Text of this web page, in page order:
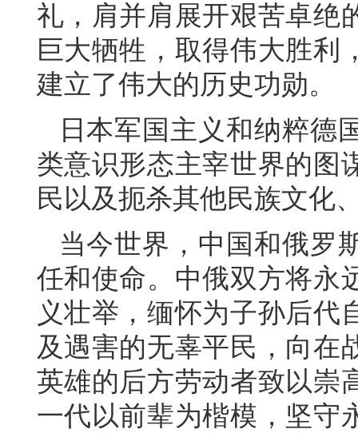
礼，肩并肩展开艰苦卓绝
巨大牺牲，取得伟大胜利
建立了伟大的历史功勋。
日本军国主义和纳粹德
类意识形态主宰世界的图
民以及扼杀其他民族文化
当今世界，中国和俄罗
任和使命。中俄双方将永
义壮举，缅怀为子孙后代
及遇害的无辜平民，向在
英雄的后方劳动者致以崇
一代以前辈为楷模，坚守